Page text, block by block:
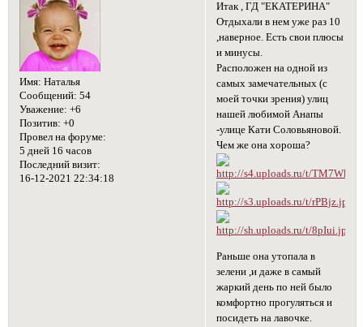
Имя: Наталья
Сообщений: 54
Уважение: +6
Позитив: +0
Провел на форуме:
5 дней 16 часов
Последний визит:
16-12-2021 22:34:18
Итак , ГД "ЕКАТЕРИНА"
Отдыхали в нем уже раз 10
,наверное. Есть свои плюсы
и минусы.
Расположен на одной из
самых замечательных (с
моей точки зрения) улиц
нашей любимой Анапы
-улице Кати Соловьяновой.
Чем же она хороша?
Раньше она утопала в
зелени ,и даже в самый
жаркий день по ней было
комфортно прогуляться и
посидеть на лавочке.